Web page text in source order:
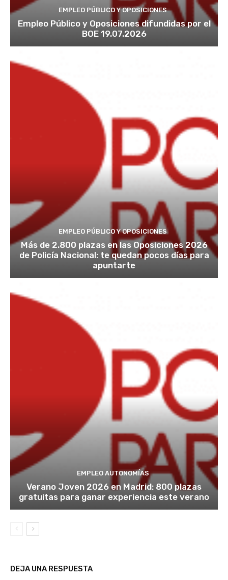
EMPLEO PÚBLICO Y OPOSICIONES
Empleo Público y Oposiciones difundidas por el
BOE 19.07.2026
EMPLEO PÚBLICO Y OPOSICIONES
Más de 2.800 plazas en las Oposiciones 2026
de Policía Nacional: te quedan pocos días para
apuntarte
EMPLEO AUTONOMÍAS
Verano Joven 2026 en Madrid: 800 plazas
gratuitas para ganar experiencia este verano
DEJA UNA RESPUESTA